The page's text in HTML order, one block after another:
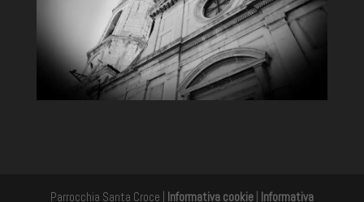
Parrocchia Santa Croce | Informativa cookie| Informativa